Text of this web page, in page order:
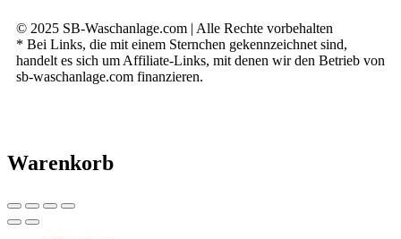
© 2025 SB-Waschanlage.com | Alle Rechte vorbehalten
* Bei Links, die mit einem Sternchen gekennzeichnet sind,
handelt es sich um Affiliate-Links, mit denen wir den Betrieb von
sb-waschanlage.com finanzieren.
Warenkorb